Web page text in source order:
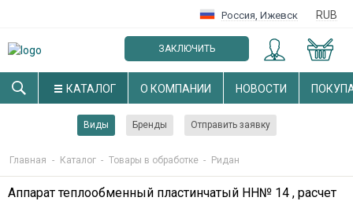
Россия, Ижевск RUB
ЗАКЛЮЧИТЬ
ОПТОВЫЙ ДОГОВОР
КАТАЛОГ О КОМПАНИИ НОВОСТИ
Виды Бренды Отправить заявку
Главная - Каталог - Товары в обработке - Ридан
Аппарат теплообменный пластинчатый НН№ 14 , расчет